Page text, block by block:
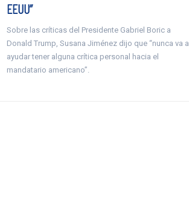
EEUU”
Sobre las críticas del Presidente Gabriel Boric a
Donald Trump, Susana Jiménez dijo que “nunca va a
ayudar tener alguna crítica personal hacia el
mandatario americano”.